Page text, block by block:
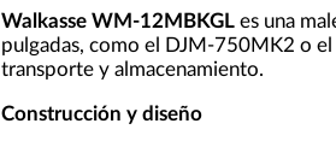
Walkasse WM-12MBKGLes una
pulgadas, como el DJM-750MK2 o
transporte y almacenamiento.
Construcción y diseño